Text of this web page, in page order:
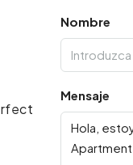
Nombre
Mensaje